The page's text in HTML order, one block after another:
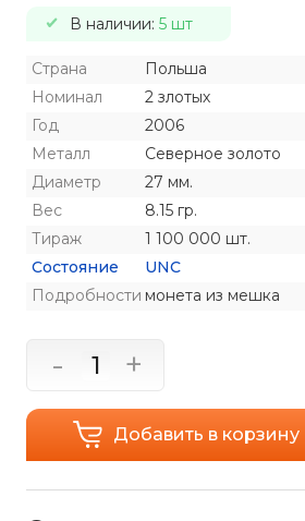
В наличии: 5 шт
Страна
Польша
Номинал
2 злотых
Год
2006
Металл
Северное золото
Диаметр
27 мм.
Вес
8.15 гр.
Тираж
1 100 000 шт.
Состояние
UNC
Подробности монета из мешка
- +
Добавить в корзину